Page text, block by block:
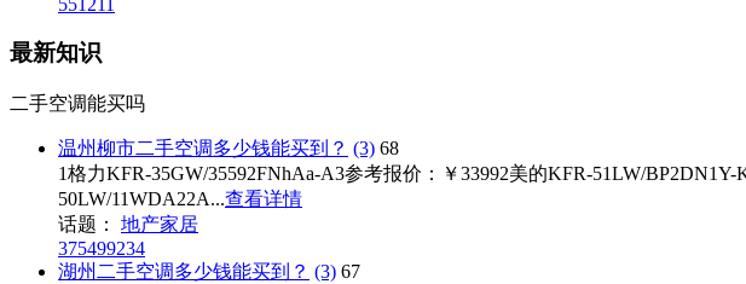
最新知识
二手空调能买吗
温州柳市二手空调多少钱能买到？ (3) 68
1格力KFR-35GW/35592FNhAa-A3参考报价：￥33992美的KFR-51LW/
50LW/11WDA22A...查看详情
话题：
地产家居
375499234
湖州二手空调多少钱能买到？ (3) 67